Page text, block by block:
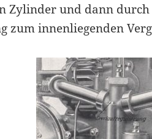
Zylinder und dann durch
zum innenliegenden